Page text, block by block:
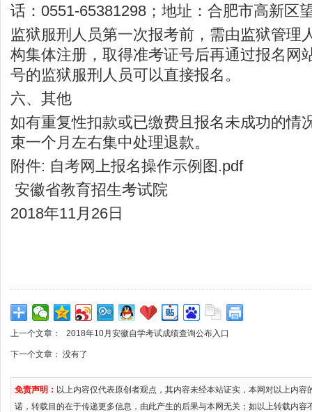
话：0551-65381298；地址：合肥市高新区
监狱服刑人员第一次报考前，需由监狱管理
构集体注册，取得准考证号后再通过报名网
号的监狱服刑人员可以直接报名。
六、其他
如有重复性扣款或已缴费且报名未成功的情
束一个月左右集中处理退款。
附件: 自考网上报名操作示例图 .pdf
安徽省教育招生考试院
2018年11月26日
上一个文章： 2018年10月安徽自学考试成绩查询公布入口
下一个文章： 没有了
免责声明： 以上内容仅代表原创者观点，其内容未经本站证实，本网对以上内
诺，转载目的在于传递更多信息，由此产生的后果与本网无关；如以上转载内容